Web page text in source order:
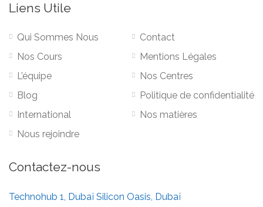
Liens Utile
Qui Sommes Nous
Nos Cours
L’équipe
Blog
International
Nous rejoindre
Contact
Mentions Légales
Nos Centres
Politique de confidentialité
Nos matières
Contactez-nous
Technohub 1, Dubaï Silicon Oasis, Dubaï